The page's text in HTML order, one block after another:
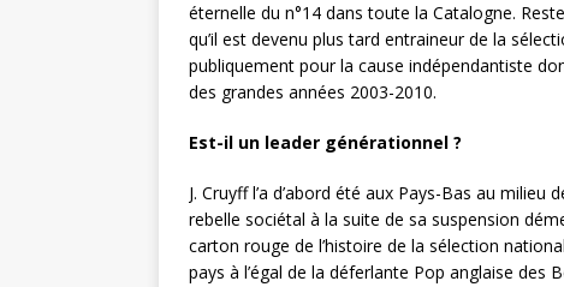
éternelle du n°14 dans toute la Catalogne.
qu’il est devenu plus tard entraineur de la
publiquement pour la cause indépendantiste
des grandes années 2003-2010.
Est-il un leader générationnel ?
J. Cruyff l’a d’abord été aux Pays-Bas au
rebelle sociétal à la suite de sa suspension
carton rouge de l’histoire de la sélection
pays à l’égal de la déferlante Pop anglaise des